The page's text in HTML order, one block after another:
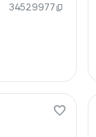
34529977